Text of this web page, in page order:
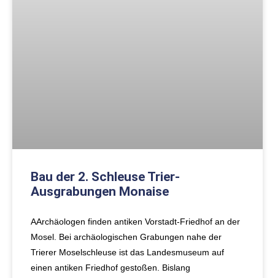
Bau der 2. Schleuse Trier-
Ausgrabungen Monaise
AArchäologen finden antiken Vorstadt-Friedhof an der
Mosel. Bei archäologischen Grabungen nahe der
Trierer Moselschleuse ist das Landesmuseum auf
einen antiken Friedhof gestoßen. Bislang